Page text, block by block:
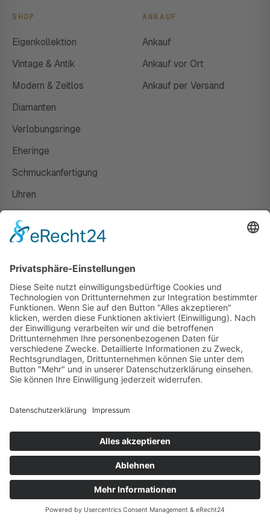
SHOP
Eigenkollektion
Vintage & Antik
Modern & Zeitlos
Diamanten
Verlobungsringe
Eheringe
Schmuckanfertigung
Uhren
ANKAUF
Ankauf
Ankauf vor Ort
Ankauf per Versand
Susanne Steiger
Geschäfte
Newsletter
Kontakt
© 2026 JUWELIER STEIGER
VERTRAG WIDERRUFEN
PERFORMANCE BY ·GREITMANN